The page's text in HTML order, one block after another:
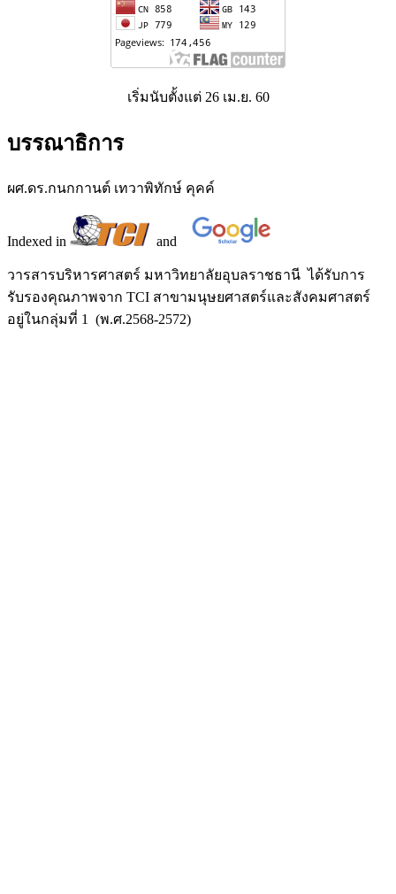
เริ่มนับตั้งแต่ 26 เม.ย. 60
บรรณาธิการ
ผศ.ดร.กนกกานต์ เทวาพิทักษ์ คุคค์
Indexed in and
วารสารบริหารศาสตร์ มหาวิทยาลัยอุบลราชธานี ได้รับการ
รับรองคุณภาพจาก TCI สาขามนุษยศาสตร์และสังคมศาสตร์
อยู่ในกลุ่มที่ 1 (พ.ศ.2568-2572)